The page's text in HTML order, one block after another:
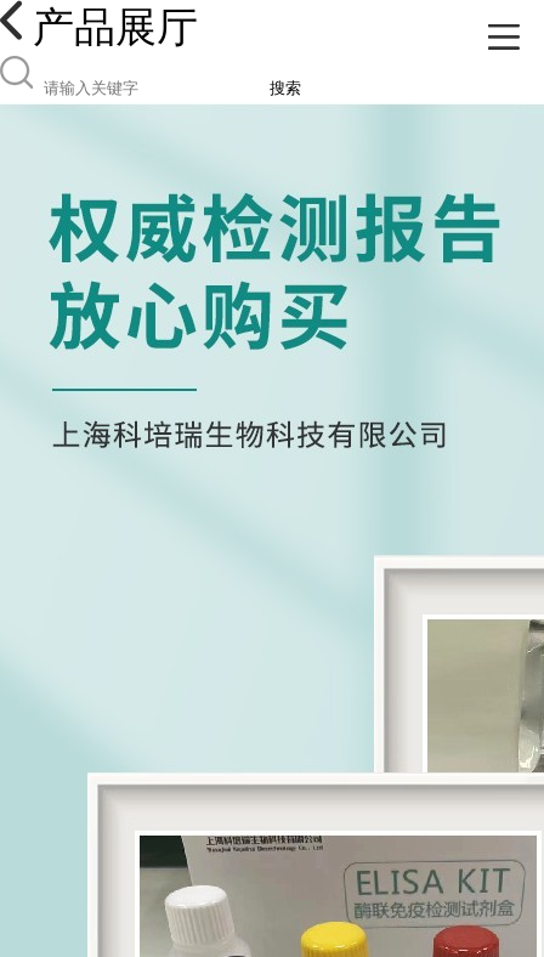
产品展厅
搜索